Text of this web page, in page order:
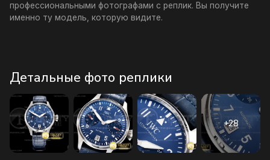
профессиональными фотографами с реплик. Вы получите
именно ту модель, которую видите.
Детальные фото реплики